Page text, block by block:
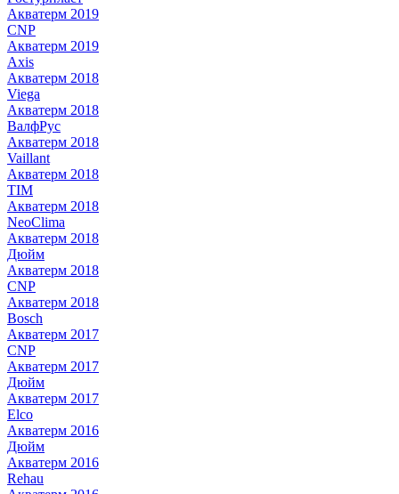
Акватерм 2019
CNP
Акватерм 2019
Axis
Акватерм 2018
Viega
Акватерм 2018
ВалфРус
Акватерм 2018
Vaillant
Акватерм 2018
TIM
Акватерм 2018
NeoClima
Акватерм 2018
Дюйм
Акватерм 2018
CNP
Акватерм 2018
Bosch
Акватерм 2017
CNP
Акватерм 2017
Дюйм
Акватерм 2017
Elco
Акватерм 2016
Дюйм
Акватерм 2016
Rehau